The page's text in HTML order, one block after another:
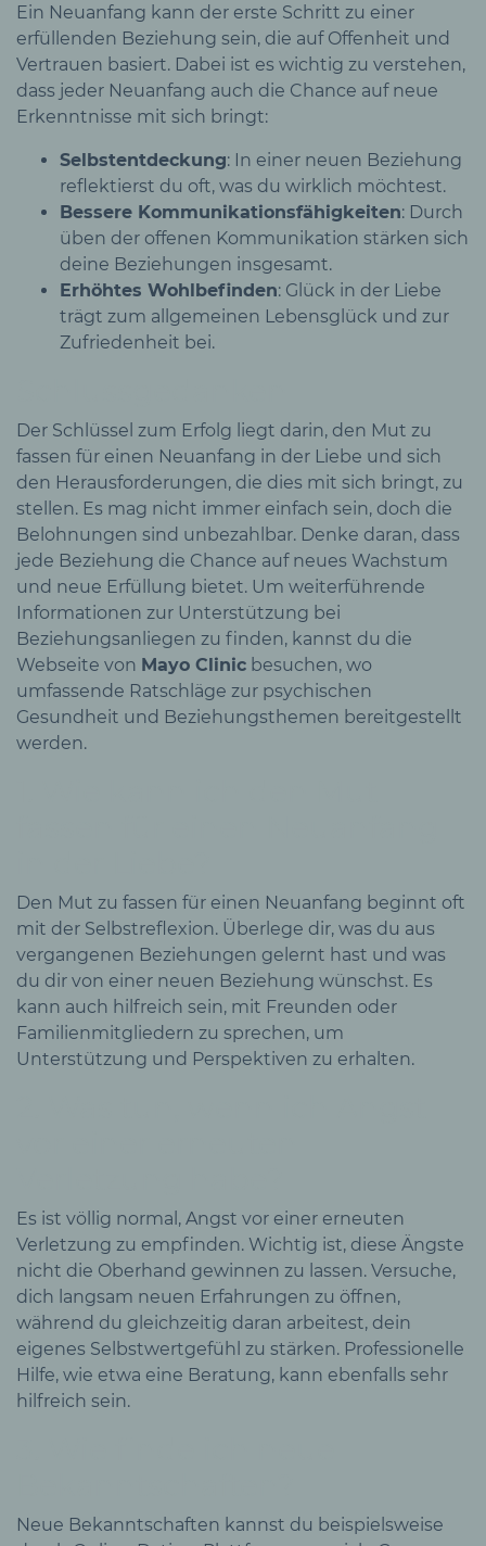
Ein Neuanfang kann der erste Schritt zu einer
erfüllenden Beziehung sein, die auf Offenheit und
Vertrauen basiert. Dabei ist es wichtig zu verstehen,
dass jeder Neuanfang auch die Chance auf neue
Erkenntnisse mit sich bringt:
Selbstentdeckung: In einer neuen Beziehung
reflektierst du oft, was du wirklich möchtest.
Bessere Kommunikationsfähigkeiten: Durch
üben der offenen Kommunikation stärken sich
deine Beziehungen insgesamt.
Erhöhtes Wohlbefinden: Glück in der Liebe
trägt zum allgemeinen Lebensglück und zur
Zufriedenheit bei.
Der Schlüssel zum Erfolg liegt darin, den Mut zu
fassen für einen Neuanfang in der Liebe und sich
den Herausforderungen, die dies mit sich bringt, zu
stellen. Es mag nicht immer einfach sein, doch die
Belohnungen sind unbezahlbar. Denke daran, dass
jede Beziehung die Chance auf neues Wachstum
und neue Erfüllung bietet. Um weiterführende
Informationen zur Unterstützung bei
Beziehungsanliegen zu finden, kannst du die
Webseite von Mayo Clinic besuchen, wo
umfassende Ratschläge zur psychischen
Gesundheit und Beziehungsthemen bereitgestellt
werden.
Den Mut zu fassen für einen Neuanfang beginnt oft
mit der Selbstreflexion. Überlege dir, was du aus
vergangenen Beziehungen gelernt hast und was
du dir von einer neuen Beziehung wünschst. Es
kann auch hilfreich sein, mit Freunden oder
Familienmitgliedern zu sprechen, um
Unterstützung und Perspektiven zu erhalten.
Es ist völlig normal, Angst vor einer erneuten
Verletzung zu empfinden. Wichtig ist, diese Ängste
nicht die Oberhand gewinnen zu lassen. Versuche,
dich langsam neuen Erfahrungen zu öffnen,
während du gleichzeitig daran arbeitest, dein
eigenes Selbstwertgefühl zu stärken. Professionelle
Hilfe, wie etwa eine Beratung, kann ebenfalls sehr
hilfreich sein.
Neue Bekanntschaften kannst du beispielsweise